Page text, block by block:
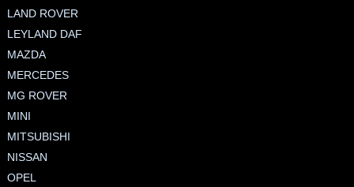
LAND ROVER
LEYLAND DAF
MAZDA
MERCEDES
MG ROVER
MINI
MITSUBISHI
NISSAN
OPEL